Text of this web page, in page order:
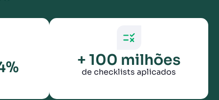
+ 100 milhões
de checklists aplicados